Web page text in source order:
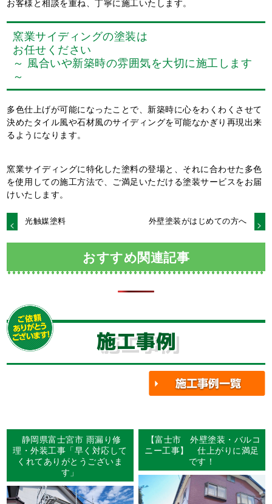
お客様と相談を重ね、丁寧に施工いたします。
窯業サイディングの塗装は
お任せください
～ 風合いや新築時の雰囲気を大切に施工します
～
多色仕上げが可能になったことで、新築時に心をわくわくさせて
決めたタイル風や石材風のサイディングを可能なかぎり再現出来
るようになります。
窯業サイディングに特化した塗料の登場と、それに合わせた多色
を使用しての施工方法で、ご満足いただける塗装サービスをお届
けいたします。
光触媒塗料 外壁塗装がはじめての方へ
おすすめ関連記事
施工事例
静岡県富士宮市 雨漏り修
理・外装工事「早く対応して
くれてありがとうございま
す」
【富士市 外壁塗装・バルコ
ニー工事】 仕上がりに満足
です！